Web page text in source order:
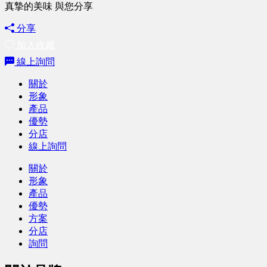
真摯的美味 與您分享
分享
線上詢問
關於
形象
產品
優勢
分店
線上詢問
關於
形象
產品
優勢
方案
分店
詢問